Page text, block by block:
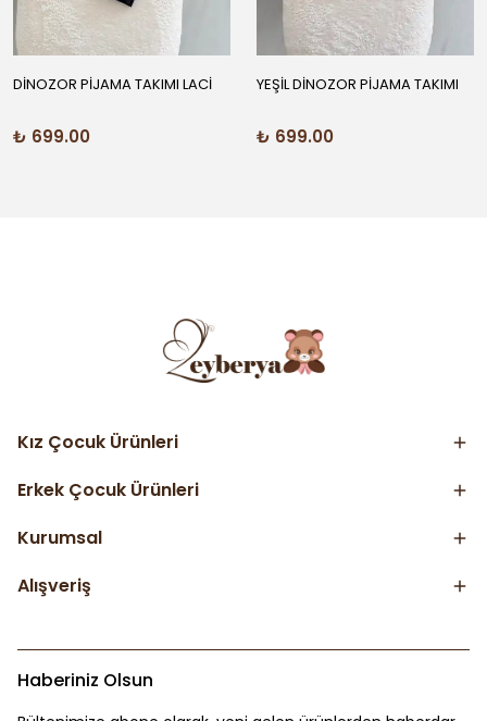
DİNOZOR PİJAMA TAKIMI LACİ
₺ 699.00
YEŞİL DİNOZOR PİJAMA TAKIMI
₺ 699.00
Kız Çocuk Ürünleri
Erkek Çocuk Ürünleri
Kurumsal
Alışveriş
Haberiniz Olsun